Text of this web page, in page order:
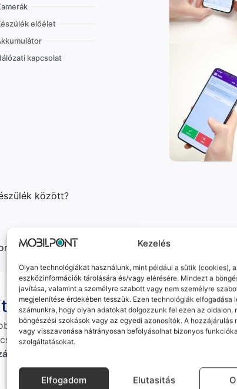
Kezelés
Olyan technológiákat használunk, mint például a sütik (cookies),
eszközinformációk tárolására és/vagy elérésére. Mindezt a
javítása, valamint a személyre szabott vagy nem személyre
megjelenítése érdekében tesszük. Ezen technológiák elfogadása
számunkra, hogy olyan adatokat dolgozzunk fel ezen az oldalon,
böngészési szokások vagy az egyedi azonosítók. A hozzájárulás
vagy visszavonása hátrányosan befolyásolhat bizonyos
szolgáltatásokat.
Elfogadom Elutasitás
előélet
kapcsolat
között?
tartalmaz a doboz?
a készülékhez alapbólegy töltőkábel,
akkor, ha kiválasztja a rendeléskor a
a vásárlásról az ügyfelek emailben kapják.